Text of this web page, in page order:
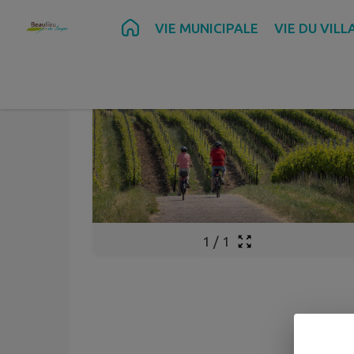
Contenu Menu Recherche Pied de page
VIE MUNICIPALE VIE DU
1 / 1